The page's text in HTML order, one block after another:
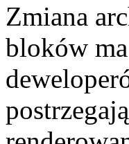
Zmiana
bloków